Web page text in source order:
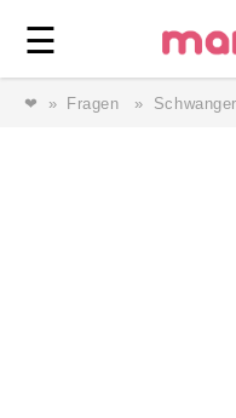
☰ ⎯ Wir
❤ Fragen